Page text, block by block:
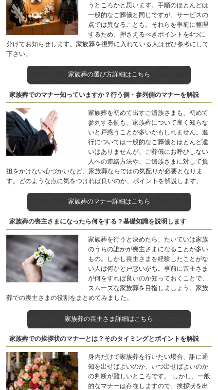
うところかと思います。手順のほとんどは
一般的なご葬儀と同じですが、サービスの
点では異なることも。それらを事前に整理
するため、押さえるべきポイントを4つに
分けてお知らせします。家族葬を視野に入れている人はぜひ参考にして
下さい。
家族葬の選び方詳細はこちら
家族葬でのマナー知っていますか？行う側・参列側のマナーを解説
家族葬を初めて出すご遺族さまも、初めて
参列する側も、家族葬について良く知らな
いと戸惑うことが多いかもしれません。進
行については一般的なご葬儀とほとんど違
いはありませんが、ご葬儀にお呼びしない
人への連絡方法や、ご遺族さまに対して負
担をかけない心づかいなど、家族葬ならではの気配りが必要となりま
す。どのような点に気をつければ良いのか、ポイントを解説します。
家族葬のマナー詳細はこちら
家族葬の喪主さまになったら何をする？基礎知識を説明します
家族葬を行うと決めたら、たいていは家族
のうちの誰かが喪主さまになることが多い
もの。しかし喪主さまを経験したことがな
い人は何かと戸惑いがち。事前に喪主さま
が何をすれば良いのか知っておくことで、
スムーズな家族葬を目指しましょう。家族
葬での喪主さまの役割をまとめてみました。
家族葬の喪主さま詳細はこちら
家族葬での挨拶状のマナーとは？そのタイミングとポイントを解説
身内だけで家族葬を行いたい場合、誰に通
知を出せばよいのか、いつ出せばよいのか
の判断が難しいところです。 しかし、一般
的なマナーは存在しますので、挨拶状を出